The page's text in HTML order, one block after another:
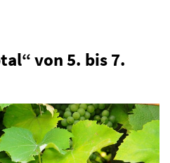
von 5. bis 7.